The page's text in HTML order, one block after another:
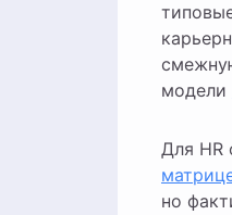
модели
Для HR
но